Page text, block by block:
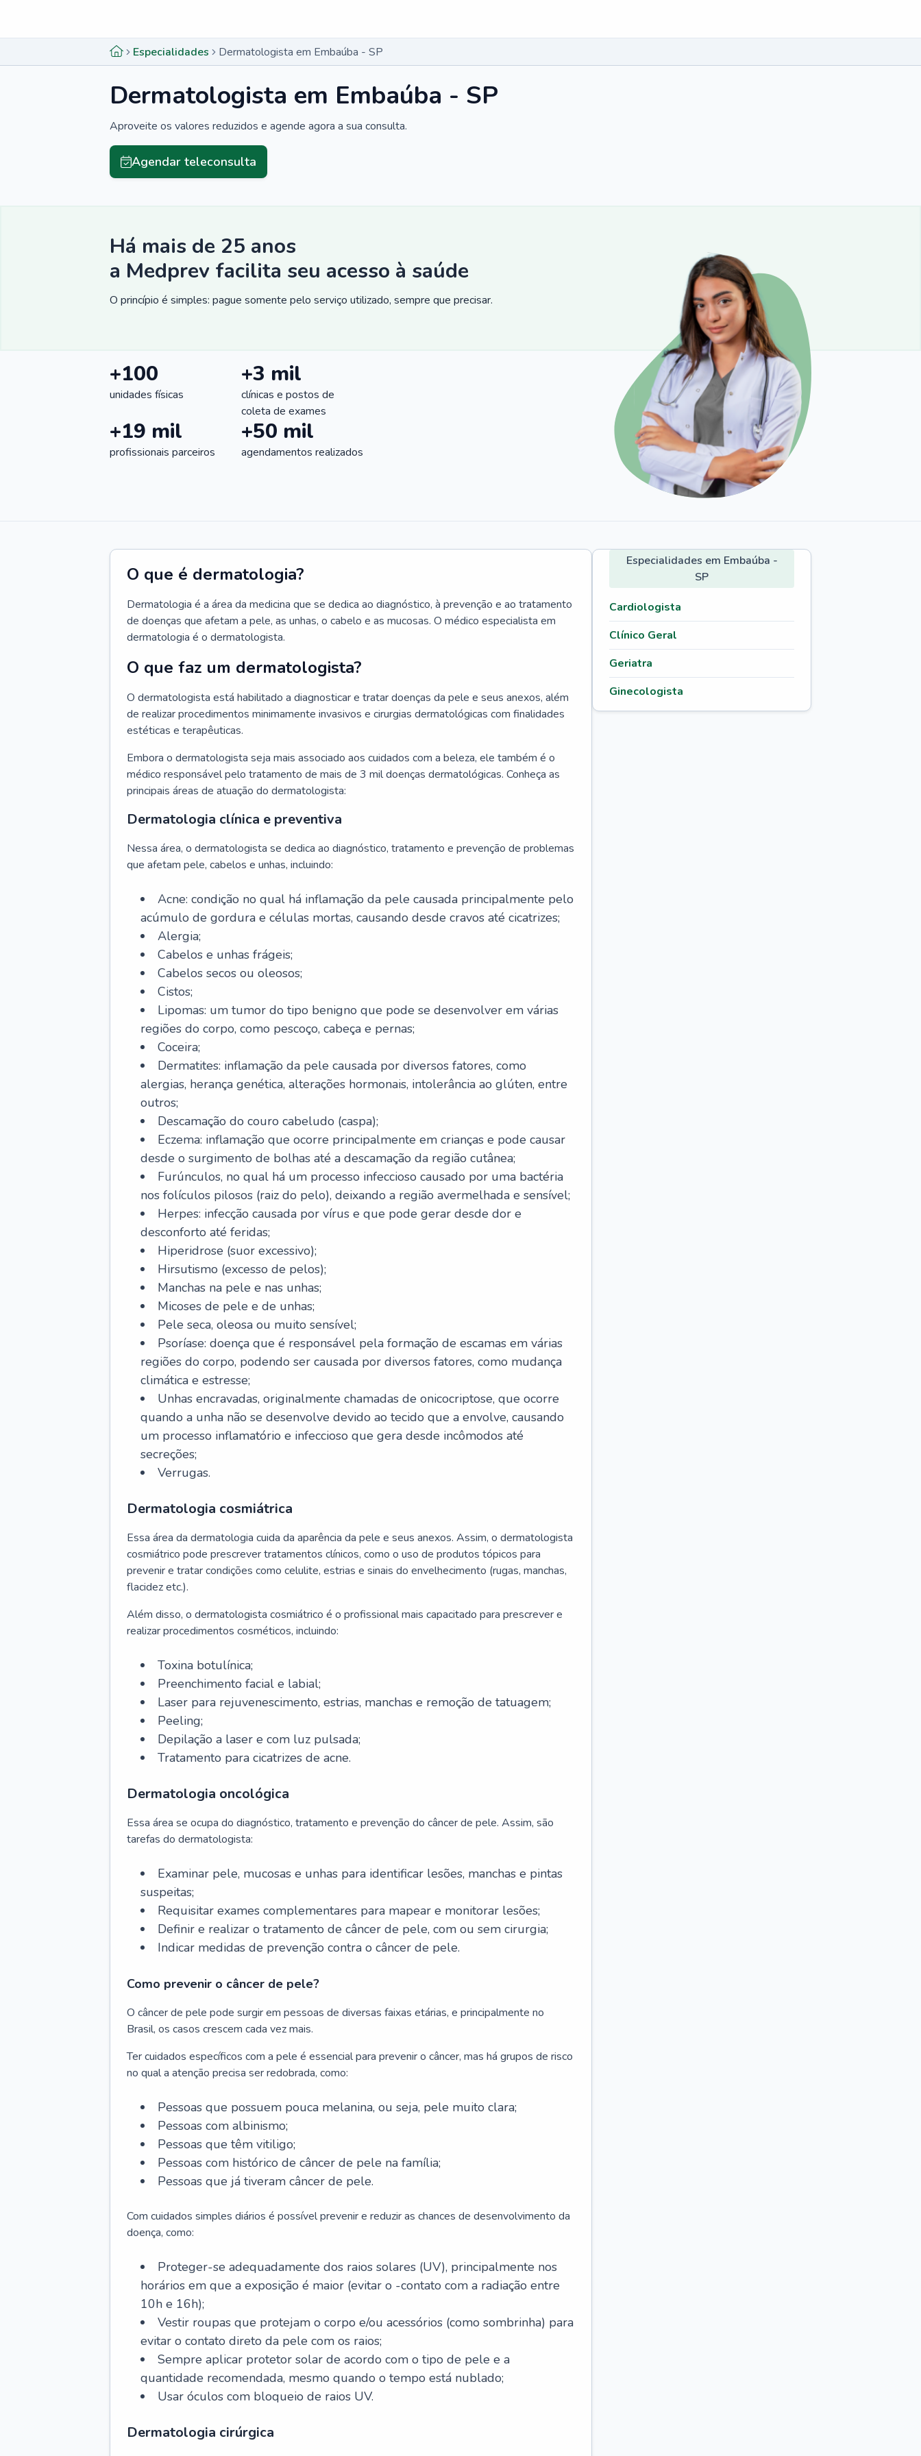
Especialidades Dermatologista em Embaúba - SP
Dermatologista em Embaúba - SP
Aproveite os valores reduzidos e agende agora a sua consulta.
Agendar teleconsulta
Há mais de 25 anos
a Medprev facilita seu acesso à saúde
O princípio é simples: pague somente pelo serviço utilizado, sempre que precisar.
+100
unidades físicas
+3 mil
clínicas e postos de
coleta de exames
+19 mil
profissionais parceiros
+50 mil
agendamentos realizados
O que é dermatologia?
Dermatologia é a área da medicina que se dedica ao diagnóstico, à prevenção e ao tratamento
de doenças que afetam a pele, as unhas, o cabelo e as mucosas. O médico especialista em
dermatologia é o dermatologista.
O que faz um dermatologista?
O dermatologista está habilitado a diagnosticar e tratar doenças da pele e seus anexos, além
de realizar procedimentos minimamente invasivos e cirurgias dermatológicas com finalidades
estéticas e terapêuticas.
Embora o dermatologista seja mais associado aos cuidados com a beleza, ele também é o
médico responsável pelo tratamento de mais de 3 mil doenças dermatológicas. Conheça as
principais áreas de atuação do dermatologista:
Dermatologia clínica e preventiva
Nessa área, o dermatologista se dedica ao diagnóstico, tratamento e prevenção de problemas
que afetam pele, cabelos e unhas, incluindo:
Acne: condição no qual há inflamação da pele causada principalmente pelo
acúmulo de gordura e células mortas, causando desde cravos até cicatrizes;
Alergia;
Cabelos e unhas frágeis;
Cabelos secos ou oleosos;
Cistos;
Lipomas: um tumor do tipo benigno que pode se desenvolver em várias
regiões do corpo, como pescoço, cabeça e pernas;
Coceira;
Dermatites: inflamação da pele causada por diversos fatores, como
alergias, herança genética, alterações hormonais, intolerância ao glúten, entre
outros;
Descamação do couro cabeludo (caspa);
Eczema: inflamação que ocorre principalmente em crianças e pode causar
desde o surgimento de bolhas até a descamação da região cutânea;
Furúnculos, no qual há um processo infeccioso causado por uma bactéria
nos folículos pilosos (raiz do pelo), deixando a região avermelhada e sensível;
Herpes: infecção causada por vírus e que pode gerar desde dor e
desconforto até feridas;
Hiperidrose (suor excessivo);
Hirsutismo (excesso de pelos);
Manchas na pele e nas unhas;
Micoses de pele e de unhas;
Pele seca, oleosa ou muito sensível;
Psoríase: doença que é responsável pela formação de escamas em várias
regiões do corpo, podendo ser causada por diversos fatores, como mudança
climática e estresse;
Unhas encravadas, originalmente chamadas de onicocriptose, que ocorre
quando a unha não se desenvolve devido ao tecido que a envolve, causando
um processo inflamatório e infeccioso que gera desde incômodos até
secreções;
Verrugas.
Dermatologia cosmiátrica
Essa área da dermatologia cuida da aparência da pele e seus anexos. Assim, o dermatologista
cosmiátrico pode prescrever tratamentos clínicos, como o uso de produtos tópicos para
prevenir e tratar condições como celulite, estrias e sinais do envelhecimento (rugas, manchas,
flacidez etc.).
Além disso, o dermatologista cosmiátrico é o profissional mais capacitado para prescrever e
realizar procedimentos cosméticos, incluindo:
Toxina botulínica;
Preenchimento facial e labial;
Laser para rejuvenescimento, estrias, manchas e remoção de tatuagem;
Peeling;
Depilação a laser e com luz pulsada;
Tratamento para cicatrizes de acne.
Dermatologia oncológica
Essa área se ocupa do diagnóstico, tratamento e prevenção do câncer de pele. Assim, são
tarefas do dermatologista:
Examinar pele, mucosas e unhas para identificar lesões, manchas e pintas
suspeitas;
Requisitar exames complementares para mapear e monitorar lesões;
Definir e realizar o tratamento de câncer de pele, com ou sem cirurgia;
Indicar medidas de prevenção contra o câncer de pele.
Como prevenir o câncer de pele?
O câncer de pele pode surgir em pessoas de diversas faixas etárias, e principalmente no
Brasil, os casos crescem cada vez mais.
Ter cuidados específicos com a pele é essencial para prevenir o câncer, mas há grupos de risco
no qual a atenção precisa ser redobrada, como:
Pessoas que possuem pouca melanina, ou seja, pele muito clara;
Pessoas com albinismo;
Pessoas que têm vitiligo;
Pessoas com histórico de câncer de pele na família;
Pessoas que já tiveram câncer de pele.
Com cuidados simples diários é possível prevenir e reduzir as chances de desenvolvimento da
doença, como:
Proteger-se adequadamente dos raios solares (UV), principalmente nos
horários em que a exposição é maior (evitar o -contato com a radiação entre
10h e 16h);
Vestir roupas que protejam o corpo e/ou acessórios (como sombrinha) para
evitar o contato direto da pele com os raios;
Sempre aplicar protetor solar de acordo com o tipo de pele e a
quantidade recomendada, mesmo quando o tempo está nublado;
Usar óculos com bloqueio de raios UV.
Dermatologia cirúrgica
Especialidades em Embaúba -
SP
Cardiologista
Clínico Geral
Geriatra
Ginecologista